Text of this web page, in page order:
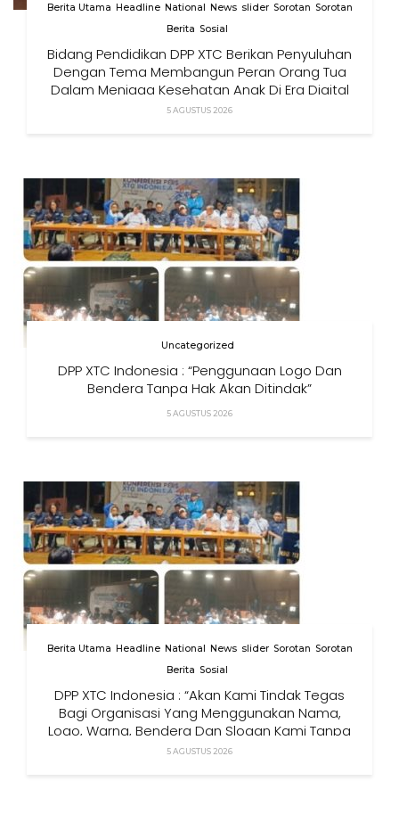
Berita Utama Headline National News slider Sorotan Sorotan
Berita Sosial
Bidang Pendidikan DPP XTC Berikan Penyuluhan
Dengan Tema Membangun Peran Orang Tua
Dalam Menjaga Kesehatan Anak Di Era Digital
5 AGUSTUS 2026
Uncategorized
DPP XTC Indonesia : “Penggunaan Logo Dan
Bendera Tanpa Hak Akan Ditindak”
5 AGUSTUS 2026
Berita Utama Headline National News slider Sorotan Sorotan
Berita Sosial
DPP XTC Indonesia : “Akan Kami Tindak Tegas
Bagi Organisasi Yang Menggunakan Nama,
Logo, Warna, Bendera Dan Slogan Kami Tanpa
Izin”
5 AGUSTUS 2026